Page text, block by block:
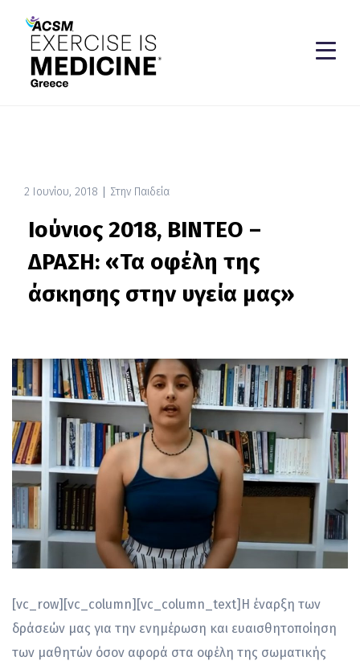
2 Ιουνίου, 2018 Στην Παιδεία
Ιούνιος 2018, ΒΙΝΤΕΟ –
ΔΡΑΣΗ: «Τα οφέλη της
άσκησης στην υγεία μας»
[vc_row][vc_column][vc_column_text]Η έναρξη των
δράσεών μας για την ενημέρωση και ευαισθητοποίηση
των μαθητών όσον αφορά στα οφέλη της σωματικής